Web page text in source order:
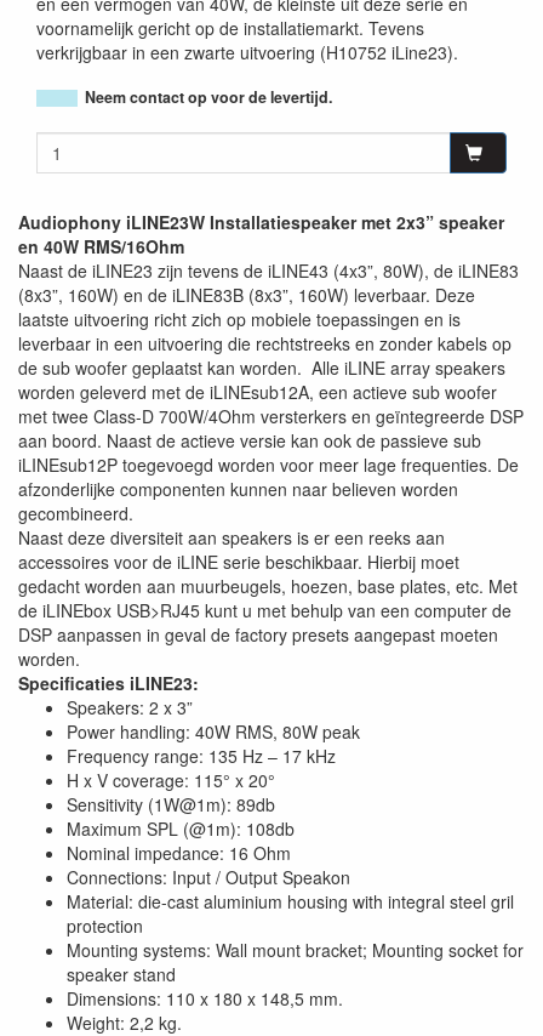
voornamelijk gericht op de installatiemarkt. Tevens
verkrijgbaar in een zwarte uitvoering (H10752 iLine23).
Neem contact op voor de levertijd.
Audiophony iLINE23W Installatiespeaker met 2x3” speaker
en 40W RMS/16Ohm
Naast de iLINE23 zijn tevens de iLINE43 (4x3”, 80W), de iLINE83
(8x3”, 160W) en de iLINE83B (8x3”, 160W) leverbaar. Deze
laatste uitvoering richt zich op mobiele toepassingen en is
leverbaar in een uitvoering die rechtstreeks en zonder kabels op
de sub woofer geplaatst kan worden. Alle iLINE array speakers
worden geleverd met de iLINEsub12A, een actieve sub woofer
met twee Class-D 700W/4Ohm versterkers en geïntegreerde DSP
aan boord. Naast de actieve versie kan ook de passieve sub
iLINEsub12P toegevoegd worden voor meer lage frequenties. De
afzonderlijke componenten kunnen naar believen worden
gecombineerd.
Naast deze diversiteit aan speakers is er een reeks aan
accessoires voor de iLINE serie beschikbaar. Hierbij moet
gedacht worden aan muurbeugels, hoezen, base plates, etc. Met
de iLINEbox USB>RJ45 kunt u met behulp van een computer de
DSP aanpassen in geval de factory presets aangepast moeten
worden.
Specificaties iLINE23:
Speakers: 2 x 3”
Power handling: 40W RMS, 80W peak
Frequency range: 135 Hz – 17 kHz
H x V coverage: 115° x 20°
Sensitivity (1W@1m): 89db
Maximum SPL (@1m): 108db
Nominal impedance: 16 Ohm
Connections: Input / Output Speakon
Material: die-cast aluminium housing with integral steel gril
protection
Mounting systems: Wall mount bracket; Mounting socket for
speaker stand
Dimensions: 110 x 180 x 148,5 mm.
Weight: 2,2 kg.